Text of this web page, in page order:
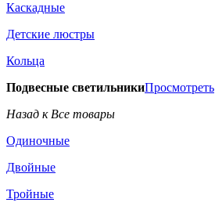
Каскадные
Детские люстры
Кольца
Подвесные светильникиПросмотреть
Назад к Все товары
Одиночные
Двойные
Тройные